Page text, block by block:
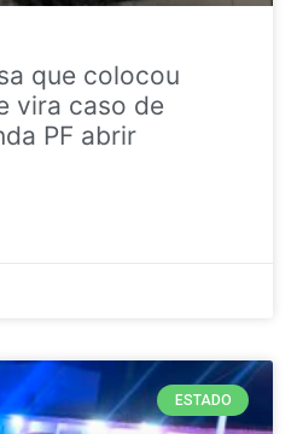
que colocou
vira caso de
PF abrir
ESTADO